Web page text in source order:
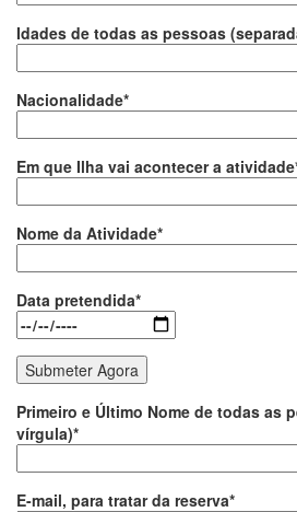
Idades de todas as pessoas
Nacionalidade*
Em que Ilha vai acontecer a
Nome da Atividade*
Data pretendida*
Primeiro e Último Nome de todas as
vírgula)*
E-mail, para tratar da reserva*